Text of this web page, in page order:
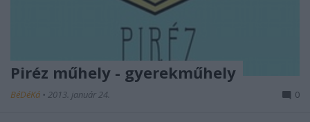
Piréz műhely - gyerekműhely
BéDéKá • 2013. január 24. 0